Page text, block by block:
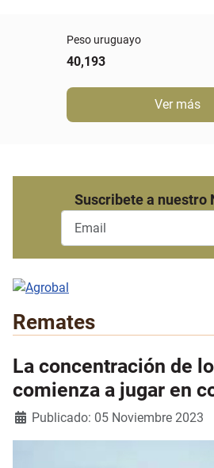
Peso uruguayo
40,193
Ver más
Suscribete a nuestro
Remates
La concentración de
comienza a jugar en
Detalles
Publicado: 05 Noviembre 2023